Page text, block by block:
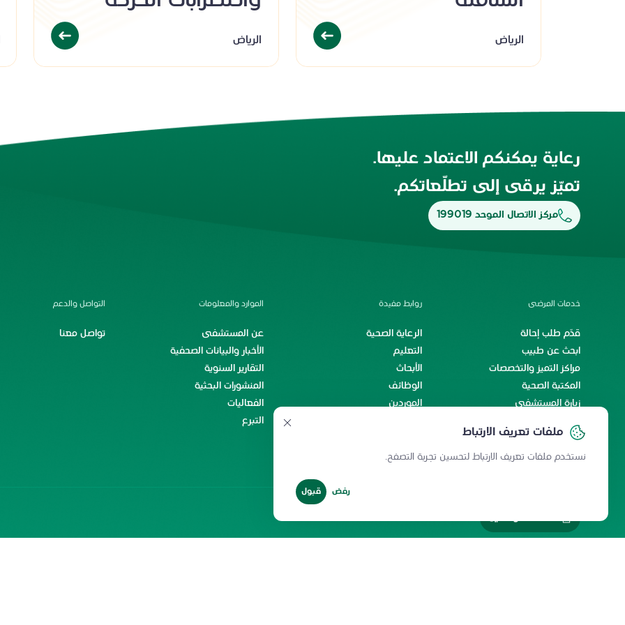
ملفات تعريف الارتباط
نستخدم ملفات تعريف الارتباط لتحسين تجربة التصفح.
رفض قبول
الرياض الرياض
رعاية يمكنكم الاعتماد عليها.
تميّز يرقى إلى تطلّعاتكم.
مركز الاتصال الموحد 199019
خدمات المرضى
قدّم طلب إحالة
ابحث عن طبيب
مراكز التميز والتخصصات
المكتبة الصحية
زيارة المستشفى
رحلة المريض الدولي
رحلة الاستشفاء والسكينة
روابط مفيدة
الرعاية الصحية
التعليم
الأبحاث
الوظائف
الموردين
الموارد والمعلومات
عن المستشفى
الأخبار والبيانات الصحفية
التقارير السنوية
المنشورات البحثية
الفعاليات
التبرع
التواصل والدعم
تواصل معنا
خدمات الموظفين